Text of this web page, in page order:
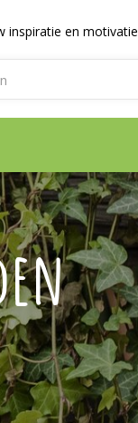
inspiratie en motivatie